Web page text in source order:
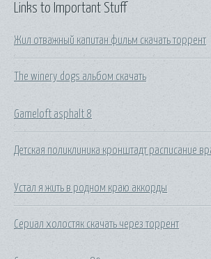
Links to Important Stuff
Жил отважный капитан фильм скачать торрент
The winery dogs альбом скачать
Gameloft asphalt 8
Детская поликлиника кронштадт расписание
Устал я жить в родном краю аккорды
Сериал холостяк скачать через торрент